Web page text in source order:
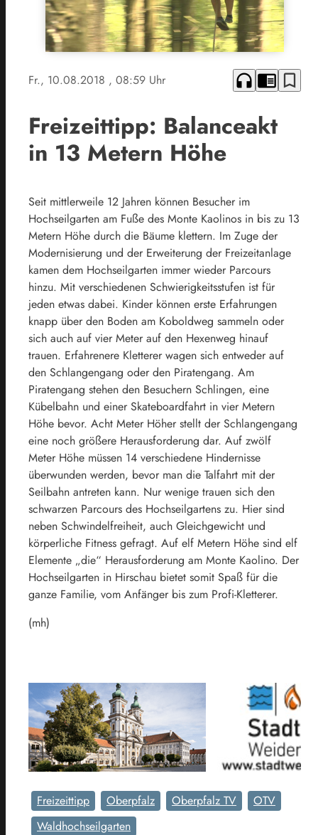
Fr., 10.08.2018 , 08:59 Uhr headphones chrome_reader_mode bookmark_border
Freizeittipp: Balanceakt
in 13 Metern Höhe
Seit mittlerweile 12 Jahren können Besucher im
Hochseilgarten am Fuße des Monte Kaolinos in bis zu 13
Metern Höhe durch die Bäume klettern. Im Zuge der
Modernisierung und der Erweiterung der Freizeitanlage
kamen dem Hochseilgarten immer wieder Parcours
hinzu. Mit verschiedenen Schwierigkeitsstufen ist für
jeden etwas dabei. Kinder können erste Erfahrungen
knapp über den Boden am Koboldweg sammeln oder
sich auch auf vier Meter auf den Hexenweg hinauf
trauen. Erfahrenere Kletterer wagen sich entweder auf
den Schlangengang oder den Piratengang. Am
Piratengang stehen den Besuchern Schlingen, eine
Kübelbahn und einer Skateboardfahrt in vier Metern
Höhe bevor. Acht Meter Höher stellt der Schlangengang
eine noch größere Herausforderung dar. Auf zwölf
Meter Höhe müssen 14 verschiedene Hindernisse
überwunden werden, bevor man die Talfahrt mit der
Seilbahn antreten kann. Nur wenige trauen sich den
schwarzen Parcours des Hochseilgartens zu. Hier sind
neben Schwindelfreiheit, auch Gleichgewicht und
körperliche Fitness gefragt. Auf elf Metern Höhe sind elf
Elemente „die“ Herausforderung am Monte Kaolino. Der
Hochseilgarten in Hirschau bietet somit Spaß für die
ganze Familie, vom Anfänger bis zum Profi-Kletterer.
(mh)
Freizeittipp Oberpfalz Oberpfalz TV
OTV
Waldhochseilgarten